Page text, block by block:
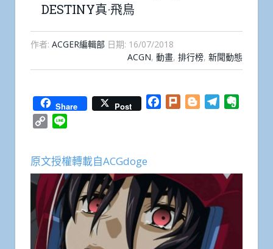
DESTINY真·飛鳥
作者: ACGER編輯部 日期: 16/07/2018
ACGN, 動畫, 排行榜, 新聞動態
Share Post Facebook
Plurk BloggerTelegram
Copy
原文授權轉載自ACGdoge